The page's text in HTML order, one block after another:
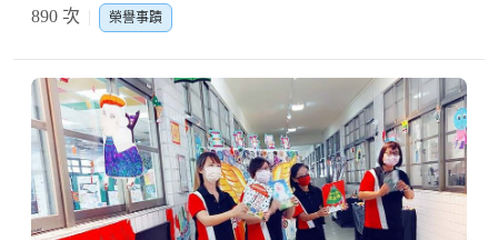
890 次
榮譽事蹟